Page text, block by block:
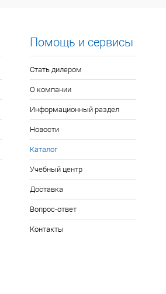
Помощь и сервисы
Стать дилером
О компании
Информационный раздел
Новости
Каталог
Учебный центр
Доставка
Вопрос-ответ
Контакты